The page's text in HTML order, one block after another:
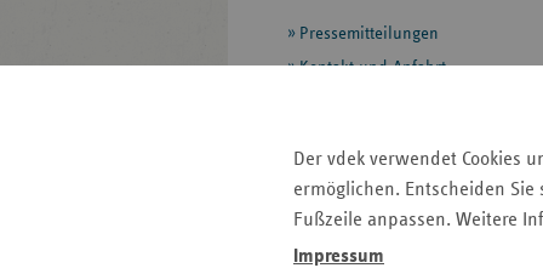
Der vdek verwendet Cookies
ermöglichen. Entscheiden
Fußzeile anpassen. Weitere
Impressum
weiteren
Informationen
Pressemitteilungen
Kontakt und Anfahrt
Qualität im
Krankenhaus